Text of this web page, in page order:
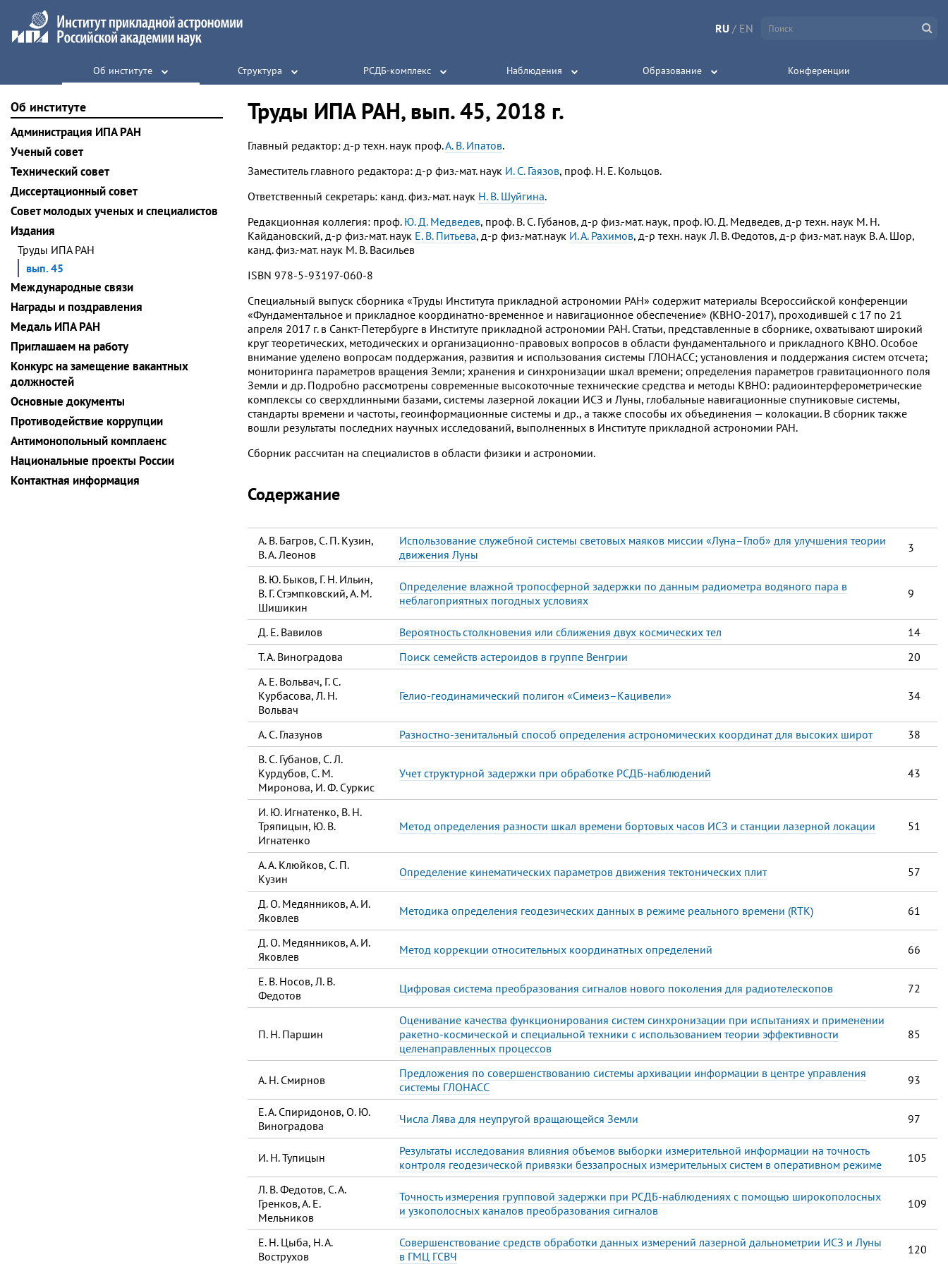
RU / EN
Об институте Структура РСДБ-комплекс Наблюдения Образование Конференции
Об институте
Администрация ИПА РАН
Ученый совет
Технический совет
Диссертационный совет
Совет молодых ученых и специалистов
Издания
Труды ИПА РАН
вып. 45
Международные связи
Награды и поздравления
Медаль ИПА РАН
Приглашаем на работу
Конкурс на замещение вакантных
должностей
Основные документы
Противодействие коррупции
Антимонопольный комплаенс
Национальные проекты России
Контактная информация
Труды ИПА РАН, вып. 45, 2018 г.
Главный редактор: д-р техн. наук проф.А. В. Ипатов.
Заместитель главного редактора: д-р физ.-мат. наук И. С. Гаязов, проф. Н. Е. Кольцов.
Ответственный секретарь: канд. физ.-мат. наук Н. В. Шуйгина.
Редакционная коллегия: проф. Ю. Д. Медведев, проф. В. С. Губанов, д-р физ.-мат. наук, проф. Ю. Д. Медведев, д-р техн. наук М. Н.
Кайдановский, д-р физ.-мат. наук Е. В. Питьева, д-р физ.-мат.наук И. А. Рахимов, д-р техн. наук Л. В. Федотов, д-р физ.-мат. наук В. А. Шор,
канд. физ.-мат. наук М. В. Васильев
ISBN 978-5-93197-060-8
Специальный выпуск сборника «Труды Института прикладной астрономии РАН» содержит материалы Всероссийской конференции
«Фундаментальное и прикладное координатно-временное и навигационное обеспечение» (КВНО-2017), проходившей с 17 по 21
апреля 2017 г. в Санкт-Петербурге в Институте прикладной астрономии РАН. Статьи, представленные в сборнике, охватывают широкий
круг теоретических, методических и организационно-правовых вопросов в области фундаментального и прикладного КВНО. Особое
внимание уделено вопросам поддержания, развития и использования системы ГЛОНАСС; установления и поддержания систем отсчета;
мониторинга параметров вращения Земли; хранения и синхронизации шкал времени; определения параметров гравитационного поля
Земли и др. Подробно рассмотрены современные высокоточные технические средства и методы КВНО: радиоинтерферометрические
комплексы со сверхдлинными базами, системы лазерной локации ИСЗ и Луны, глобальные навигационные спутниковые системы,
стандарты времени и частоты, геоинформационные системы и др., а также способы их объединения — колокации. В сборник также
вошли результаты последних научных исследований, выполненных в Институте прикладной астрономии РАН.
Сборник рассчитан на специалистов в области физики и астрономии.
Содержание
А. В. Багров, С. П. Кузин,
В. А. Леонов
Использование служебной системы световых маяков миссии «Луна–Глоб» для улучшения теории
движения Луны
3
В. Ю. Быков, Г. Н. Ильин,
В. Г. Стэмпковский, А. М.
Шишикин
Определение влажной тропосферной задержки по данным радиометра водяного пара в
неблагоприятных погодных условиях
9
Д. Е. Вавилов Вероятность столкновения или сближения двух космических тел
14
Т. А. Виноградова
Поиск семейств астероидов в группе Венгрии
20
А. Е. Вольвач, Г. С.
Курбасова, Л. Н.
Вольвач
Гелио-геодинамический полигон «Симеиз–Кацивели» 34
А. С. Глазунов Разностно-зенитальный способ определения астрономических координат для высоких широт
38
В. С. Губанов, С. Л.
Курдубов, С. М.
Миронова, И. Ф. Суркис
Учет структурной задержки при обработке РСДБ-наблюдений 43
И. Ю. Игнатенко, В. Н.
Тряпицын, Ю. В.
Игнатенко
Метод определения разности шкал времени бортовых часов ИСЗ и станции лазерной локации 51
А. А. Клюйков, С. П.
Кузин
Определение кинематических параметров движения тектонических плит 57
Д. О. Медянников, А. И.
Яковлев
Методика определения геодезических данных в режиме реального времени (RTK) 61
Д. О. Медянников, А. И.
Яковлев
Метод коррекции относительных координатных определений 66
Е. В. Носов, Л. В.
Федотов
Цифровая система преобразования сигналов нового поколения для радиотелескопов 72
П. Н. Паршин
Оценивание качества функционирования систем синхронизации при испытаниях и применении
ракетно-космической и специальной техники с использованием теории эффективности
целенаправленных процессов
85
А. Н. Смирнов
Предложения по совершенствованию системы архивации информации в центре управления
системы ГЛОНАСС
93
Е. А. Спиридонов, О. Ю.
Виноградова
Числа Лява для неупругой вращающейся Земли 97
И. Н. Тупицын
Результаты исследования влияния объемов выборки измерительной информации на точность
контроля геодезической привязки беззапросных измерительных систем в оперативном режиме
105
Л. В. Федотов, С. А.
Гренков, А. Е.
Мельников
Точность измерения групповой задержки при РСДБ-наблюдениях с помощью широкополосных
и узкополосных каналов преобразования сигналов
109
Е. Н. Цыба, Н. А.
Вострухов
Совершенствование средств обработки данных измерений лазерной дальнометрии ИСЗ и Луны
в ГМЦ ГСВЧ
120